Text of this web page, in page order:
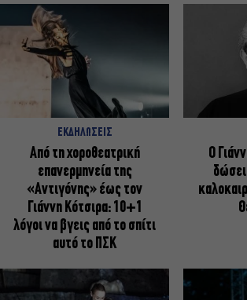
ΕΚΔΗΛΩΣΕΙΣ
Από τη χοροθεατρική
επανερμηνεία της
«Αντιγόνης» έως τον
Γιάννη Κότσιρα: 10+1
λόγοι να βγεις από το σπίτι
αυτό το ΠΣΚ
Ο